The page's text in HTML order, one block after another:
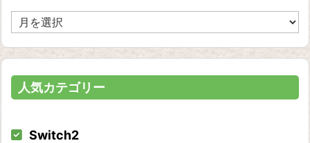
ー
カ
イ
ブ
人気カテゴリー
Switch2